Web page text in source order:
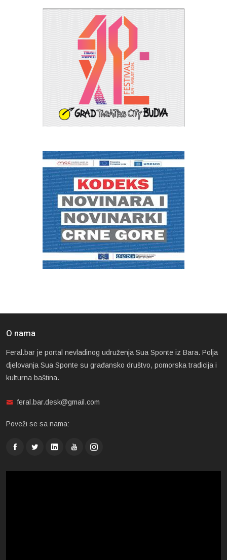
O nama
Feral.bar je portal nevladinog udruženja Sua Sponte iz Bara. Polja
djelovanja Sua Sponte su građansko društvo, pomorska tradicija i
kulturna baština.
feral.bar.desk@gmail.com
Poveži se sa nama: